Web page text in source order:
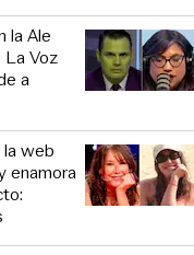
la Ale
La Voz
a
la web
enamora